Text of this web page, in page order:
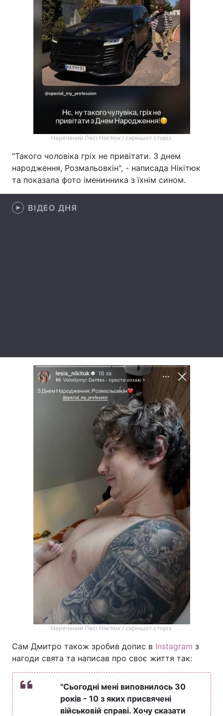
Відео з Youtube Статті
Інтерв'ю Думки
Вакансії
Контакти
Тема оформлення
Наречений Лесі Нікітюк / скріншот сторіз
"Такого чоловіка гріх не привітати. З днем
народження, Розмальовкін", - написада Нікітюк
та показала фото іменинника з їхнім сином.
ВІДЕО ДНЯ
Наречений Лесі Нікітюк / скріншот сторіз
Сам Дмитро також зробив допис в Instagram з
нагоди свята та написав про своє життя так:
"Сьогодні мені виповнилось 30
років - 10 з яких присвячені
військовій справі. Хочу сказати